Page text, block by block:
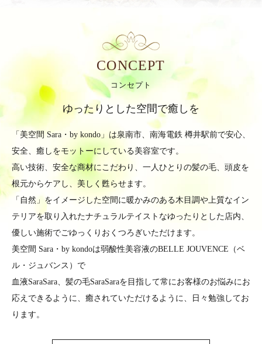
CONCEPT
コンセプト
ゆったりとした空間で癒しを
「美空間 Sara・by kondo」は泉南市、南海電鉄 樽井駅前で安心、
安全、癒しをモットーにしている美容室です。
高い技術、安全な商材にこだわり、一人ひとりの髪の毛、頭皮を
根元からケアし、美しく甦らせます。
「自然」をイメージした空間に暖かみのある木目調や上質なイン
テリアを取り入れたナチュラルテイストなゆったりとした店内、
優しい施術でごゆっくりおくつろぎいただけます。
美空間 Sara・by kondoは弱酸性美容液のBELLE JOUVENCE（ベ
ル・ジュバンス）で
血液SaraSara、髪の毛SaraSaraを目指して常にお客様のお悩みにお
応えできるように、癒されていただけるように、日々勉強してお
ります。